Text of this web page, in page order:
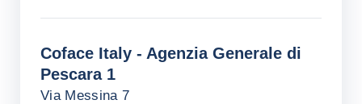
Coface Italy - Agenzia Generale di
Pescara 1
Via Messina 7